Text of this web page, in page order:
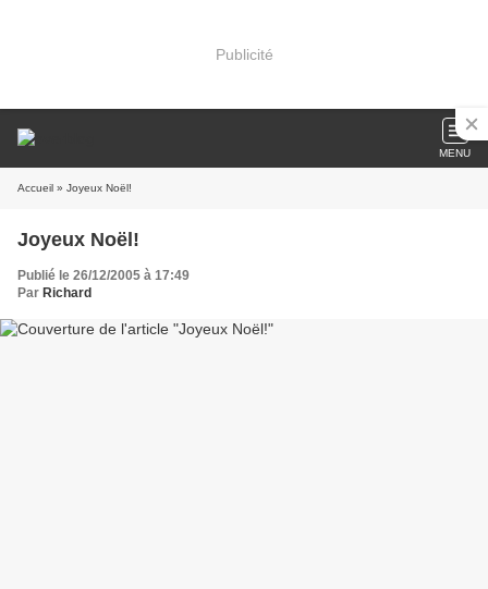
Publicité
MENU
Accueil » Joyeux Noël!
Joyeux Noël!
Publié le 26/12/2005 à 17:49
Par Richard